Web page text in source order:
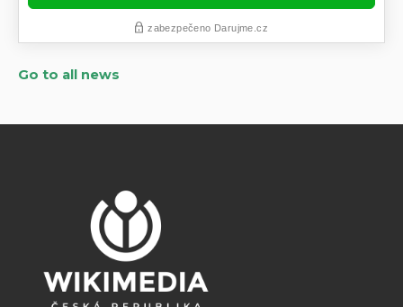
Go to all news